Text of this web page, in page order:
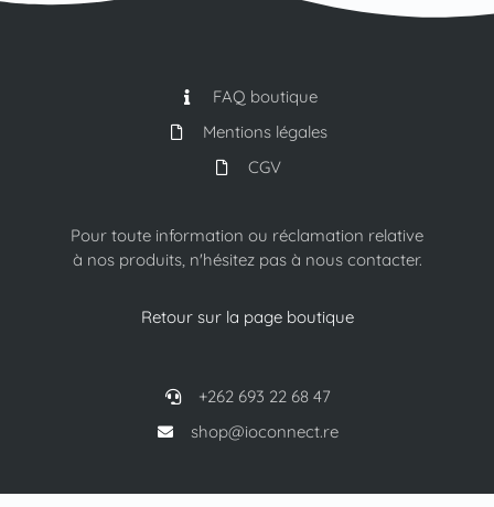
FAQ boutique
Mentions légales
CGV
Pour toute information ou réclamation relative
à nos produits, n'hésitez pas à nous contacter.
Retour sur la page boutique
+262 693 22 68 47
shop@ioconnect.re